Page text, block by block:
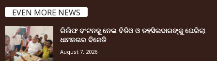
EVEN MORE NEWS
ରିଲିଫ ବଂଟନକୁ ନେଇ ବିଡିଓ ଓ ତହସିଲଦାରଙ୍କୁ ଘେରିଲା
ଧାମନଗର ବିଜେଡି
August 7, 2026